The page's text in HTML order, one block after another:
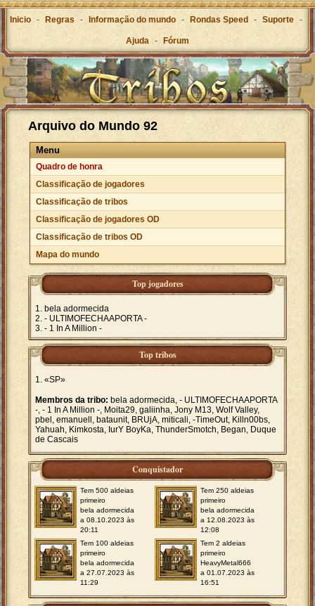
Inicio - Regras - Informação do mundo - Rondas Speed - Suporte -
Ajuda - Fórum
Arquivo do Mundo 92
Menu
Quadro de honra
Classificação de jogadores
Classificação de tribos
Classificação de jogadores OD
Classificação de tribos OD
Mapa do mundo
Top jogadores
bela adormecida
- ULTIMOFECHAAPORTA -
- 1 In A Million -
Top tribos
«SP»
Membros da tribo: bela adormecida, - ULTIMOFECHAAPORTA
-, - 1 In A Million -, Moita29, galiinha, Jony M13, Wolf Valley,
pbel, emanuell, bataunit, BRUjA, miticali, -TimeOut, Killn00bs,
Yahuah, Kimkosta, IurY BoyKa, ThunderSmotch, Began, Duque
de Cascais
Conquistador
Tem 500 aldeias
primeiro
bela adormecida
a 08.10.2023 às
20:11
Tem 250 aldeias
primeiro
bela adormecida
a 12.08.2023 às
12:08
Tem 100 aldeias
primeiro
bela adormecida
a 27.07.2023 às
11:29
Tem 2 aldeias
primeiro
HeavyMetal666
a 01.07.2023 às
16:51